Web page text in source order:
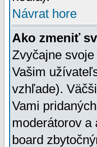
Návrat hore
Ako zmeniť
Zvyčajne
Vašim
vzhľade).
Vami
moderátorov
board